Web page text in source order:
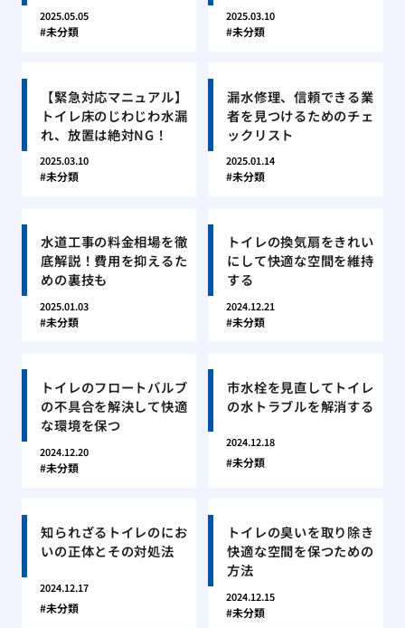
2025.05.05
未分類
2025.03.10
未分類
【緊急対応マニュアル】
トイレ床のじわじわ水漏
れ、放置は絶対NG！
2025.03.10
未分類
漏水修理、信頼できる業
者を見つけるためのチェ
ックリスト
2025.01.14
未分類
水道工事の料金相場を徹
底解説！費用を抑えるた
めの裏技も
2025.01.03
未分類
トイレの換気扇をきれい
にして快適な空間を維持
する
2024.12.21
未分類
トイレのフロートバルブ
の不具合を解決して快適
な環境を保つ
2024.12.20
未分類
市水栓を見直してトイレ
の水トラブルを解消する
2024.12.18
未分類
知られざるトイレのにお
いの正体とその対処法
2024.12.17
未分類
トイレの臭いを取り除き
快適な空間を保つための
方法
2024.12.15
未分類